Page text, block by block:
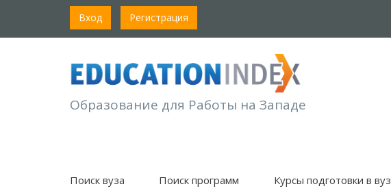
Вход Регистрация
Образование для Работы на Западе
Поиск вуза Поиск программ Курсы подготовки в вуз